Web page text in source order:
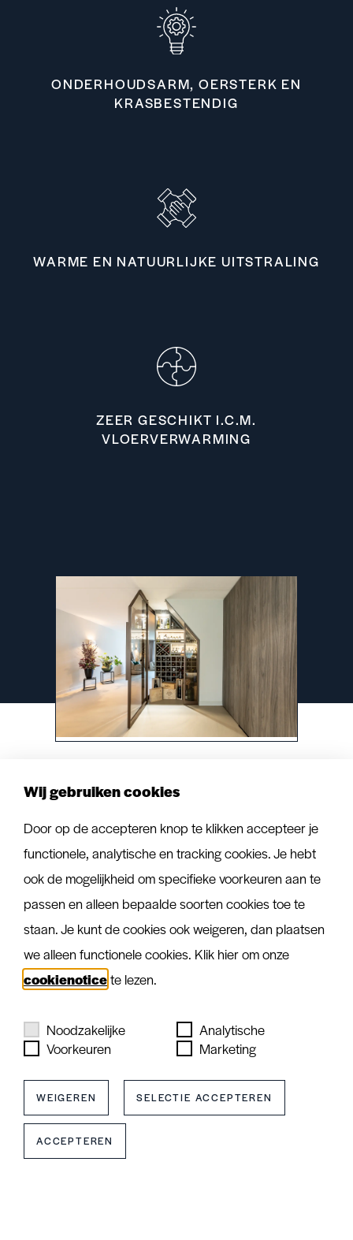
ONDERHOUDSARM, OERSTERK EN
KRASBESTENDIG
WARME EN NATUURLIJKE UITSTRALING
ZEER GESCHIKT I.C.M.
VLOERVERWARMING
Werkwijze
1. Voortraject
Wij gebruiken cookies
Door op de accepteren knop te klikken accepteer je
functionele, analytische en tracking cookies. Je hebt
ook de mogelijkheid om specifieke voorkeuren aan te
passen en alleen bepaalde soorten cookies toe te
staan. Je kunt de cookies ook weigeren, dan plaatsen
we alleen functionele cookies. Klik hier om onze
cookienoticete lezen.
Noodzakelijke
Analytische
Voorkeuren
Marketing
WEIGEREN SELECTIE ACCEPTEREN
ACCEPTEREN